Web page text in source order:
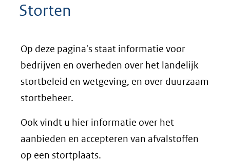
Storten
Op deze pagina's staat informatie voor
bedrijven en overheden over het landelijk
stortbeleid en wetgeving, en over duurzaam
stortbeheer.
Ook vindt u hier informatie over het
aanbieden en accepteren van afvalstoffen
op een stortplaats.